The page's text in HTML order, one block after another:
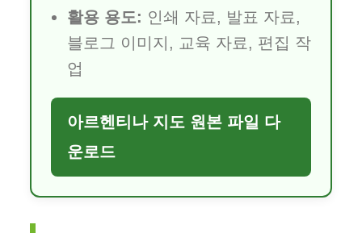
활용 용도: 인쇄 자료, 발표 자료,
블로그 이미지, 교육 자료, 편집 작
업
아르헨티나 지도 원본 파일 다
운로드